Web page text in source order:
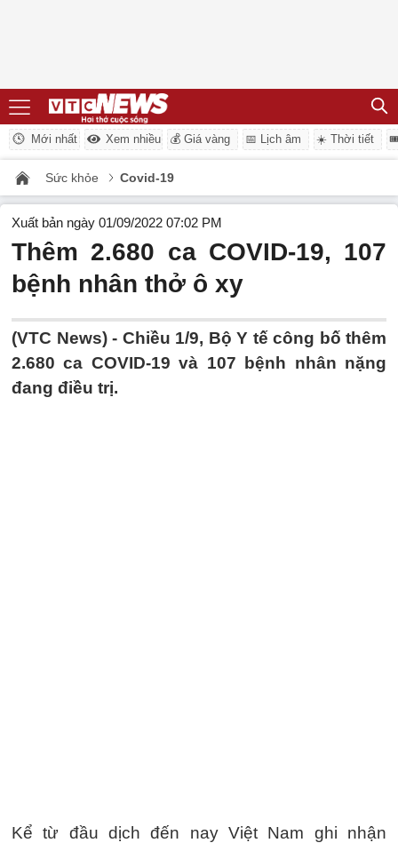
Mới nhất Xem nhiều 💰 Giá vàng 📅 Lịch âm ☀️ Thời tiết
Sức khỏe Covid-19
Xuất bản ngày 01/09/2022 07:02 PM
Thêm 2.680 ca COVID-19, 107
bệnh nhân thở ô xy
(VTC News) - Chiều 1/9, Bộ Y tế công bố thêm
2.680 ca COVID-19 và 107 bệnh nhân nặng
đang điều trị.
Kể từ đầu dịch đến nay Việt Nam ghi nhận